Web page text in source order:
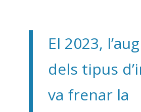
El 2023,
dels tipus
va frenar la